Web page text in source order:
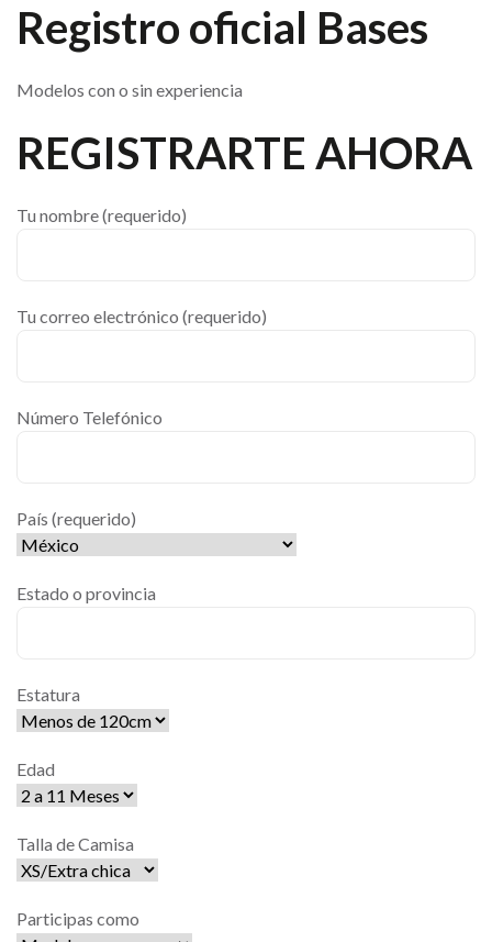
Registro oficial Bases
Modelos con o sin experiencia
REGISTRARTE AHORA
Tu nombre (requerido)
Tu correo electrónico (requerido)
Número Telefónico
País (requerido)
Estado o provincia
Estatura
Edad
Talla de Camisa
Participas como